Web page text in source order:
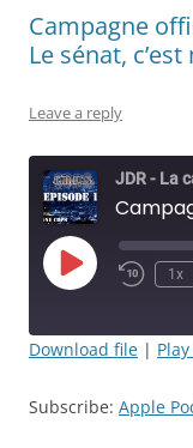
Campagne
Le sénat, c’est
Leave a reply
JDR - La
Play
Episode
Rewind
1x
Download file |
Subscribe: Apple